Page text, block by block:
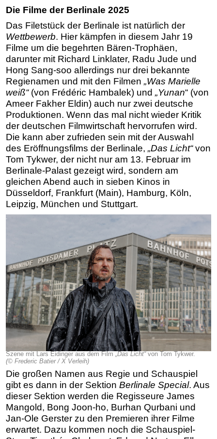
Die Filme der Berlinale 2025
Das Filetstück der Berlinale ist natürlich der
Wettbewerb. Hier kämpfen in diesem Jahr 19
Filme um die begehrten Bären-Trophäen,
darunter mit Richard Linklater, Radu Jude und
Hong Sang-soo allerdings nur drei bekannte
Regienamen und mit den Filmen „Was Marielle
weiß“(von Frédéric Hambalek) und „Yunan“ (von
Ameer Fakher Eldin) auch nur zwei deutsche
Produktionen. Wenn das mal nicht wieder Kritik
der deutschen Filmwirtschaft hervorrufen wird.
Die kann aber zufrieden sein mit der Auswahl
des Eröffnungsfilms der Berlinale, „Das Licht“von
Tom Tykwer, der nicht nur am 13. Februar im
Berlinale-Palast gezeigt wird, sondern am
gleichen Abend auch in sieben Kinos in
Düsseldorf, Frankfurt (Main), Hamburg, Köln,
Leipzig, München und Stuttgart.
Szene mit Lars Eidinger aus dem Film „Das Licht“von Tom Tykwer.
(© Frederic Batier / X Verleih)
Die großen Namen aus Regie und Schauspiel
gibt es dann in der Sektion Berlinale Special. Aus
dieser Sektion werden die Regisseure James
Mangold, Bong Joon-ho, Burhan Qurbani und
Jan-Ole Gerster zu den Premieren ihrer Filme
erwartet. Dazu kommen noch die Schauspiel-